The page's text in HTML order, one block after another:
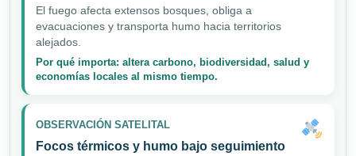
El fuego afecta extensos bosques, obliga a
evacuaciones y transporta humo hacia territorios
alejados.
Por qué importa: altera carbono, biodiversidad, salud y
economías locales al mismo tiempo.
OBSERVACIÓN SATELITAL
Focos térmicos y humo bajo seguimiento